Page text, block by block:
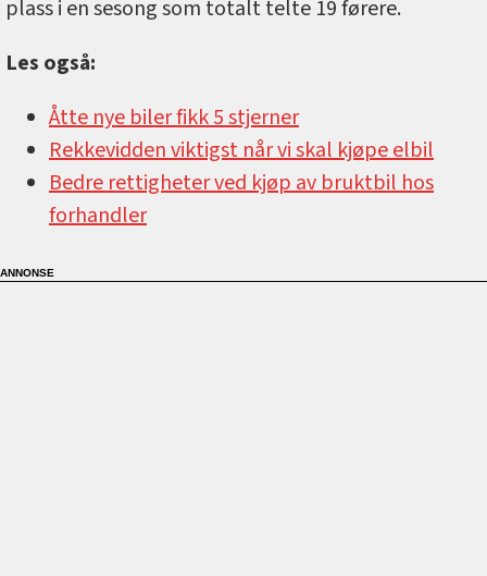
plass i en sesong som totalt telte 19 førere.
Les også:
Åtte nye biler fikk 5 stjerner
Rekkevidden viktigst når vi skal kjøpe elbil
Bedre rettigheter ved kjøp av bruktbil hos
forhandler